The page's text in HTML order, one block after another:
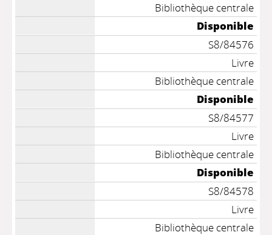
Bibliothèque centrale
Disponible
S8/84576
Livre
Bibliothèque centrale
Disponible
S8/84577
Livre
Bibliothèque centrale
Disponible
S8/84578
Livre
Bibliothèque centrale